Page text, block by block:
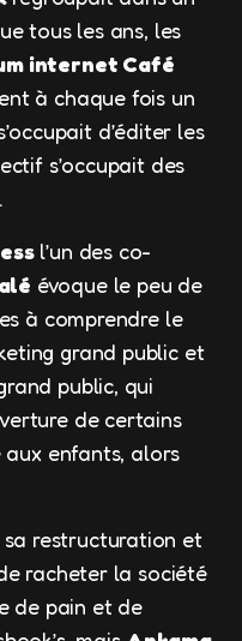
tous les ans, les
internet Café
à chaque fois un
d’éditer les
s’occupait des
l’un des co-
évoque le peu de
à comprendre le
grand public et
public, qui
de certains
aux enfants, alors
restructuration et
racheter la société
de pain et de